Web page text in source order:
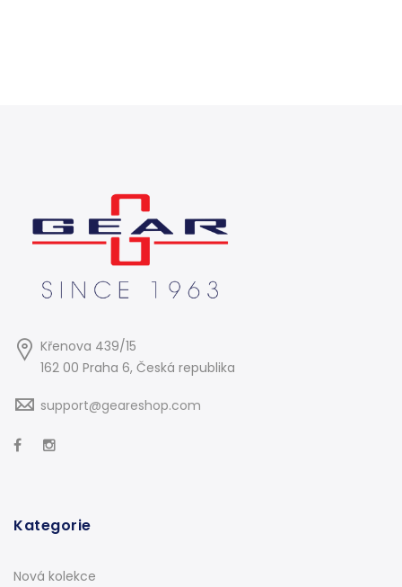
Křenova 439/15
162 00 Praha 6, Česká republika
support@geareshop.com
Kategorie
Nová kolekce